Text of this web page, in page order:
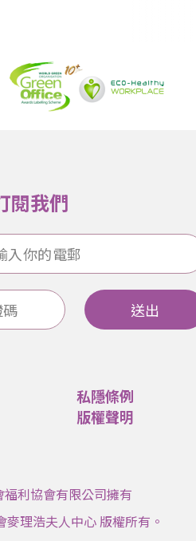
閱我們
送出
私隱條例
版權聲明
福利協會有限公司擁有
理浩夫人中心 版權所有。